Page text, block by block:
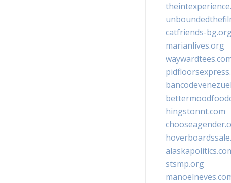
catfriends-
marianlives.org
hingstonnt.com
stsmp.org